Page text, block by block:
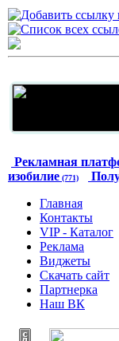
Рекламная
изобилие (771)
Главная
Контакты
VIP - Каталог
Реклама
Виджеты
Скачать сайт
Партнерка
Наш ВК